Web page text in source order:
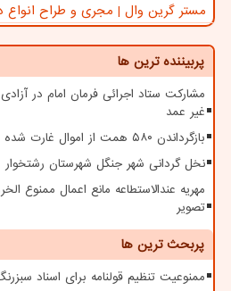
مستر گرین وال | مجری و طراح انواع
پربیننده ترین ها
غیر عمد
بازگرداندن ۵۸۰ همت از اموال غارت شده به بیت المال
نخل گردانی شهر جنگل شهرستان رشتخوار
مهریه عندالاستطاعه مانع اعمال ممنوع
تصویر
پربحث ترین ها
ممنوعیت تنظیم قولنامه برای اسناد